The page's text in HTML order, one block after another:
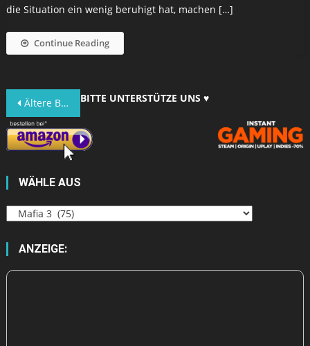
die Situation ein wenig beruhigt hat, machen […]
Continue Reading
Beitragsnavigation
Ältere Beiträge BITTE UNTERSTÜTZE UNS ♥
WÄHLE AUS
Wähle
ANZEIGE: